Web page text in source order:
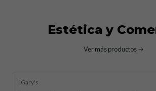
Estética y
Ver más productos
|Gary's